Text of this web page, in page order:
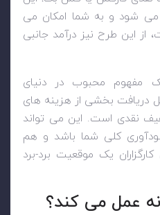
می شود و به شما امکان می
از این طرح نیز درآمد جانبی
مفهوم محبوب در دنیای
دریافت بخشی از هزینه های
نقدی است. این می تواند
کلی شما باشد و هم
یک موقعیت برد-برد
عمل می کند؟